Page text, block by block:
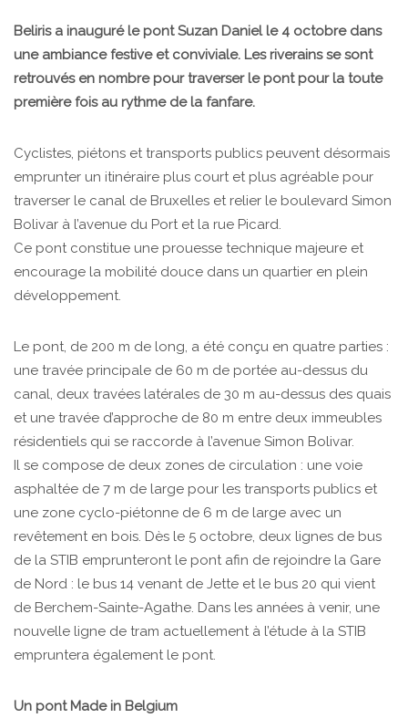
Beliris a inauguré le pont Suzan Daniel le 4 octobre dans
une ambiance festive et conviviale. Les riverains se sont
retrouvés en nombre pour traverser le pont pour la toute
première fois au rythme de la fanfare.
Cyclistes, piétons et transports publics peuvent désormais
emprunter un itinéraire plus court et plus agréable pour
traverser le canal de Bruxelles et relier le boulevard Simon
Bolivar à l’avenue du Port et la rue Picard.
Ce pont constitue une prouesse technique majeure et
encourage la mobilité douce dans un quartier en plein
développement.
Le pont, de 200 m de long, a été conçu en quatre parties :
une travée principale de 60 m de portée au-dessus du
canal, deux travées latérales de 30 m au-dessus des quais
et une travée d’approche de 80 m entre deux immeubles
résidentiels qui se raccorde à l’avenue Simon Bolivar.
Il se compose de deux zones de circulation : une voie
asphaltée de 7 m de large pour les transports publics et
une zone cyclo-piétonne de 6 m de large avec un
revêtement en bois. Dès le 5 octobre, deux lignes de bus
de la STIB emprunteront le pont afin de rejoindre la Gare
de Nord : le bus 14 venant de Jette et le bus 20 qui vient
de Berchem-Sainte-Agathe. Dans les années à venir, une
nouvelle ligne de tram actuellement à l’étude à la STIB
empruntera également le pont.
Un pont Made in Belgium